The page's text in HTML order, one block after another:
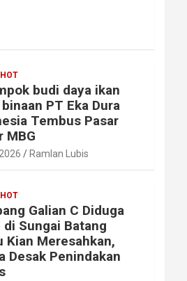
budi daya ikan
PT Eka Dura
Tembus Pasar
MBG
Ramlan Lubis
Galian C Diduga
di Sungai Batang
Kian Meresahkan,
Desak Penindakan